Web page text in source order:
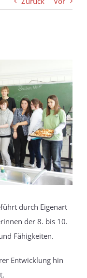
durch Eigenart
der 8. bis 10.
Fähigkeiten.
Entwicklung hin